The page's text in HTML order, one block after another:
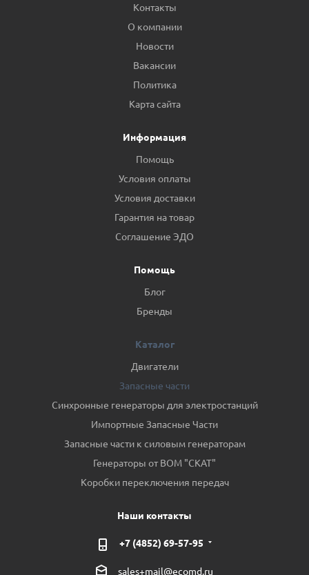
Контакты
О компании
Новости
Вакансии
Политика
Карта сайта
Информация
Помощь
Условия оплаты
Условия доставки
Гарантия на товар
Соглашение ЭДО
Помощь
Блог
Бренды
Каталог
Двигатели
Запасные части
Синхронные генераторы для электростанций
Импортные Запасные Части
Запасные части к силовым генераторам
Генераторы от ВОМ "СКАТ"
Коробки переключения передач
Наши контакты
+7 (4852) 69-57-95
sales+mail@ecomd.ru